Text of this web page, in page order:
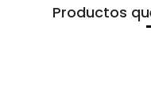
Productos